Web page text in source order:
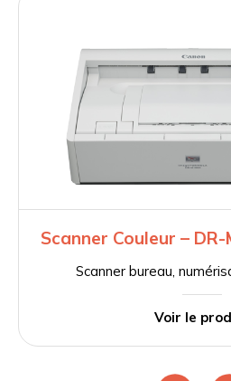
Scanner Couleur – DR-
Scanner bureau,
Voir le